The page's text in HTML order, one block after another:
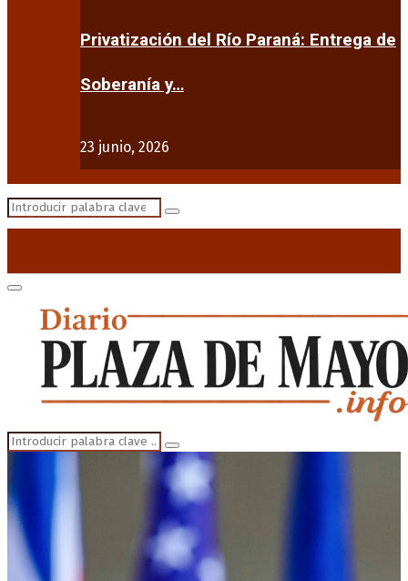
Privatización del Río Paraná: Entrega de
Soberanía y…
23 junio, 2026
Search
Search
Primary
Menu
Search
for:
Search